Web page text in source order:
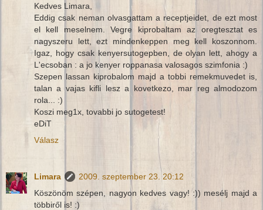
Kedves Limara,
Eddig csak neman olvasgattam a receptjeidet, de ezt most
el kell meselnem. Vegre kiprobaltam az oregtesztat es
nagyszeru lett, ezt mindenkeppen meg kell koszonnom.
Igaz, hogy csak kenyersutogepben, de olyan lett, ahogy a
L'ecsoban : a jo kenyer roppanasa valosagos szimfonia :)
Szepen lassan kiprobalom majd a tobbi remekmuvedet is,
talan a vajas kifli lesz a kovetkezo, mar reg almodozom
rola... :)
Koszi meg1x, tovabbi jo sutogetest!
eDiT
Válasz
Limara
2009. szeptember 23. 20:12
Köszönöm szépen, nagyon kedves vagy! :)) mesélj majd a
többiről is! :)